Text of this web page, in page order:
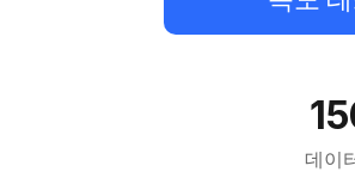
데이